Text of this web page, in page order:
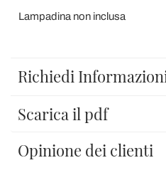
Lampadina non inclusa
Richiedi
Scarica il pdf
Opinione dei clienti